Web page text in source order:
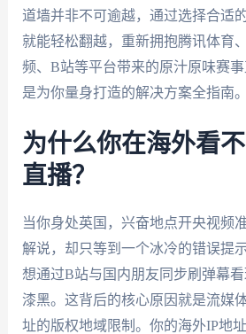
道墙并非不可逾越，通过选择合适
就能轻松翻越，重新拥抱腾讯体育
频、B站等平台带来的原汁原味赛
是为你量身打造的解决方案全指南。
为什么你在海外看
直播？
当你身处英国，兴奋地点开央视频
解说，却只等到一个冰冷的错误提
想通过B站与国内朋友同步刷弹幕
漆黑。这背后的核心原因就是流媒
址的版权地域限制。你的海外IP地